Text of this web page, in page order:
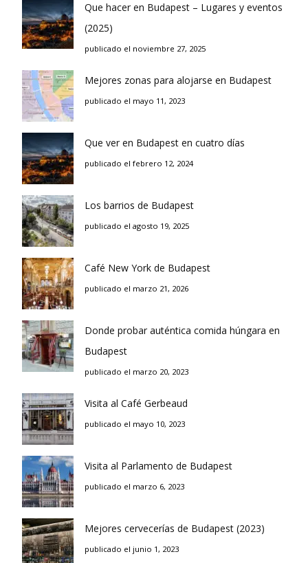
Que hacer en Budapest – Lugares y eventos
(2025)
publicado el noviembre 27, 2025
Mejores zonas para alojarse en Budapest
publicado el mayo 11, 2023
Que ver en Budapest en cuatro días
publicado el febrero 12, 2024
Los barrios de Budapest
publicado el agosto 19, 2025
Café New York de Budapest
publicado el marzo 21, 2026
Donde probar auténtica comida húngara en
Budapest
publicado el marzo 20, 2023
Visita al Café Gerbeaud
publicado el mayo 10, 2023
Visita al Parlamento de Budapest
publicado el marzo 6, 2023
Mejores cervecerías de Budapest (2023)
publicado el junio 1, 2023